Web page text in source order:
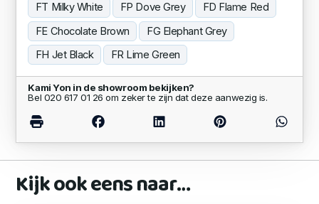
FT Milky White
FP Dove Grey
FD Flame Red
FE Chocolate Brown
FG Elephant Grey
FH Jet Black
FR Lime Green
Kami Yon in de showroom bekijken?
Bel 020 617 01 26 om zeker te zijn dat deze aanwezig is.
Kijk ook eens naar…